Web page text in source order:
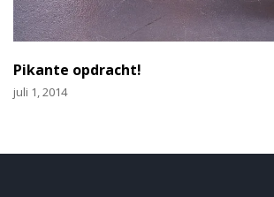
Pikante opdracht!
juli 1, 2014